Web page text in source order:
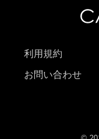
利用規約
お問い合わせ